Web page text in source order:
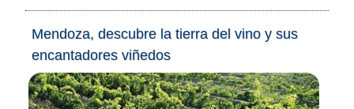
Mendoza, descubre la tierra del vino y sus
encantadores viñedos